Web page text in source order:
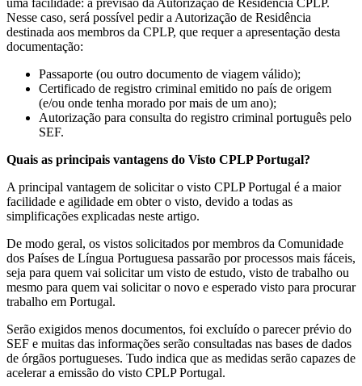
Nesse caso, será possível pedir a Autorização de Residência
destinada aos membros da CPLP, que requer a apresentação desta
documentação:
Passaporte (ou outro documento de viagem válido);
Certificado de registro criminal emitido no país de origem
(e/ou onde tenha morado por mais de um ano);
Autorização para consulta do registro criminal português pelo
SEF.
Quais as principais vantagens do Visto CPLP Portugal?
A principal vantagem de solicitar o visto CPLP Portugal é a maior
facilidade e agilidade em obter o visto, devido a todas as
simplificações explicadas neste artigo.
De modo geral, os vistos solicitados por membros da Comunidade
dos Países de Língua Portuguesa passarão por processos mais fáceis,
seja para quem vai solicitar um visto de estudo, visto de trabalho ou
mesmo para quem vai solicitar o novo e esperado visto para procurar
trabalho em Portugal.
Serão exigidos menos documentos, foi excluído o parecer prévio do
SEF e muitas das informações serão consultadas nas bases de dados
de órgãos portugueses. Tudo indica que as medidas serão capazes de
acelerar a emissão do visto CPLP Portugal.